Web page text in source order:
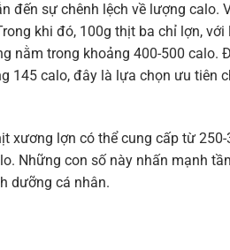
đến sự chênh lệch về lượng calo.
khi đó, 100g thịt ba chỉ lợn, với
nằm trong khoảng 400-500 calo.
145 calo, đây là lựa chọn ưu tiên
xương lợn có thể cung cấp từ 250-
Những con số này nhấn mạnh
dưỡng cá nhân.